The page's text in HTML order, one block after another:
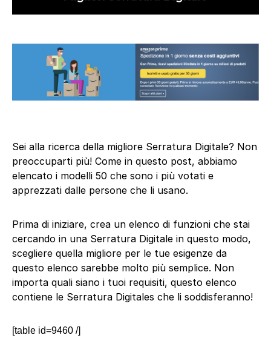
Sei alla ricerca della migliore Serratura Digitale? Non
preoccuparti più! Come in questo post, abbiamo
elencato i modelli 50 che sono i più votati e
apprezzati dalle persone che li usano.
Prima di iniziare, crea un elenco di funzioni che stai
cercando in una Serratura Digitale in questo modo,
scegliere quella migliore per le tue esigenze da
questo elenco sarebbe molto più semplice. Non
importa quali siano i tuoi requisiti, questo elenco
contiene le Serratura Digitales che li soddisferanno!
[table id=9460 /]